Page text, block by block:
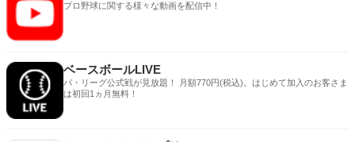
プロ野球に関する様々な動画を配信中！
ベースボールLIVE
パ・リーグ公式戦が見放題！ 月額770円(税込)。はじめて加入のお客さま
は初回1ヵ月無料！